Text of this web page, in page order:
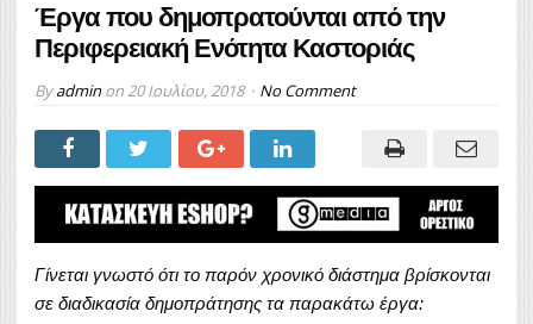
Έργα που δημοπρατούνται από την
Περιφερειακή Ενότητα Καστοριάς
Byadminon 20 Ιουλίου, 2018 No Comment
Γίνεται γνωστό ότι το παρόν χρονικό διάστημα βρίσκονται
σε διαδικασία δημοπράτησης τα παρακάτω έργα: